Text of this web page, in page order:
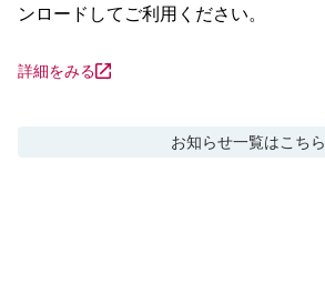
ンロードしてご利用ください。
詳細をみる
お知らせ一覧はこちら